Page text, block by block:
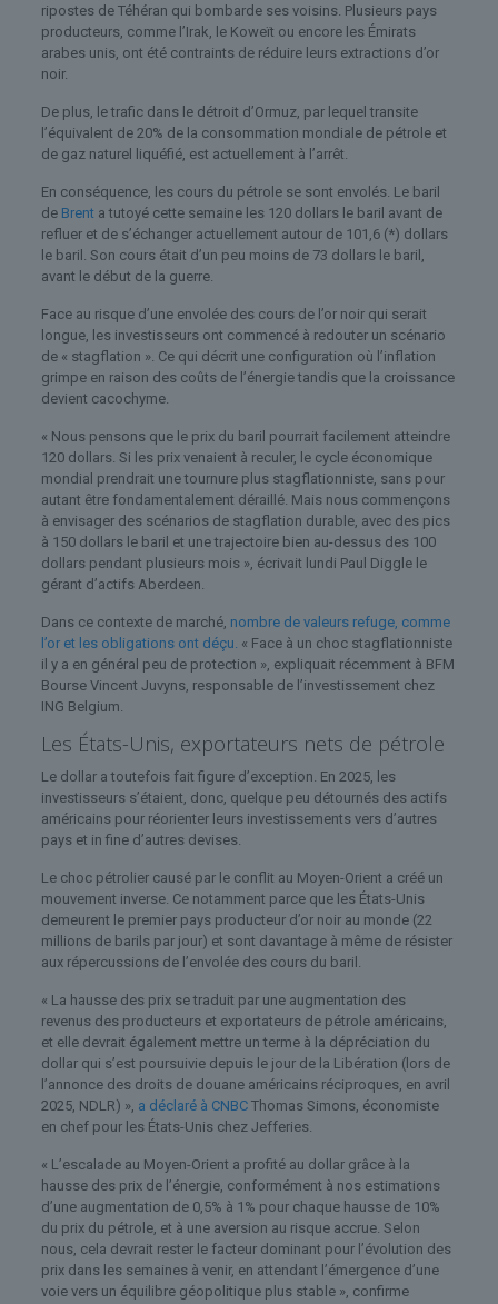
ripostes de Téhéran qui bombarde ses voisins. Plusieurs pays
producteurs, comme l’Irak, le Koweït ou encore les Émirats
arabes unis, ont été contraints de réduire leurs extractions d’or
noir.
De plus, le trafic dans le détroit d’Ormuz, par lequel transite
l’équivalent de 20% de la consommation mondiale de pétrole et
de gaz naturel liquéfié, est actuellement à l’arrêt.
En conséquence, les cours du pétrole se sont envolés. Le baril
de Brenta tutoyé cette semaine les 120 dollars le baril avant de
refluer et de s’échanger actuellement autour de 101,6 (*) dollars
le baril. Son cours était d’un peu moins de 73 dollars le baril,
avant le début de la guerre.
Face au risque d’une envolée des cours de l’or noir qui serait
longue, les investisseurs ont commencé à redouter un scénario
de « stagflation ». Ce qui décrit une configuration où l’inflation
grimpe en raison des coûts de l’énergie tandis que la croissance
devient cacochyme.
« Nous pensons que le prix du baril pourrait facilement atteindre
120 dollars. Si les prix venaient à reculer, le cycle économique
mondial prendrait une tournure plus stagflationniste, sans pour
autant être fondamentalement déraillé. Mais nous commençons
à envisager des scénarios de stagflation durable, avec des pics
à 150 dollars le baril et une trajectoire bien au-dessus des 100
dollars pendant plusieurs mois », écrivait lundi Paul Diggle le
gérant d’actifs Aberdeen.
Dans ce contexte de marché, nombre de valeurs refuge, comme
l’or et les obligations ont déçu. « Face à un choc stagflationniste
il y a en général peu de protection », expliquait récemment à BFM
Bourse Vincent Juvyns, responsable de l’investissement chez
ING Belgium.
Les États-Unis, exportateurs nets de pétrole
Le dollar a toutefois fait figure d’exception. En 2025, les
investisseurs s’étaient, donc, quelque peu détournés des actifs
américains pour réorienter leurs investissements vers d’autres
pays et in fine d’autres devises.
Le choc pétrolier causé par le conflit au Moyen-Orient a créé un
mouvement inverse. Ce notamment parce que les États-Unis
demeurent le premier pays producteur d’or noir au monde (22
millions de barils par jour) et sont davantage à même de résister
aux répercussions de l’envolée des cours du baril.
« La hausse des prix se traduit par une augmentation des
revenus des producteurs et exportateurs de pétrole américains,
et elle devrait également mettre un terme à la dépréciation du
dollar qui s’est poursuivie depuis le jour de la Libération (lors de
l’annonce des droits de douane américains réciproques, en avril
2025, NDLR) », a déclaré à CNBC Thomas Simons, économiste
en chef pour les États-Unis chez Jefferies.
« L’escalade au Moyen-Orient a profité au dollar grâce à la
hausse des prix de l’énergie, conformément à nos estimations
d’une augmentation de 0,5% à 1% pour chaque hausse de 10%
du prix du pétrole, et à une aversion au risque accrue. Selon
nous, cela devrait rester le facteur dominant pour l’évolution des
prix dans les semaines à venir, en attendant l’émergence d’une
voie vers un équilibre géopolitique plus stable », confirme